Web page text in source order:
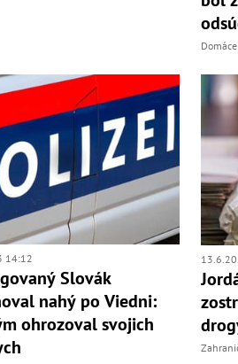
Domáce
14:12
Slovák
nahý po Viedni:
ohrozoval svojich